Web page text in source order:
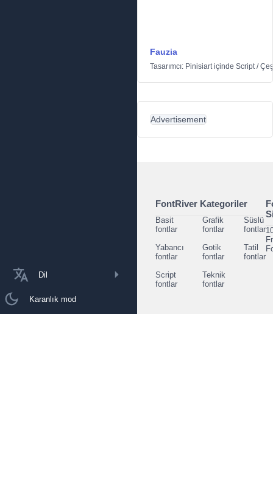
Dil
Karanlık mod
Fauzia
Tasarımcı: Pinisiartiçinde Script/
Advertisement
FontRiver Kategoriler
Basit
fontlar
Grafik
fontlar
Süslü
fontlar
Yabancı
fontlar
Gotik
fontlar
Tatil
fontlar
Script
fontlar
Teknik
fontlar